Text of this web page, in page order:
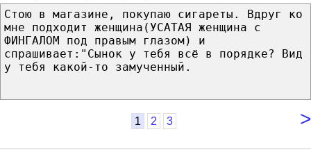
Стою в магазине, покупаю сигареты. Вдруг ко
мне подходит женщина(УСАТАЯ женщина с
ФИНГАЛОМ под правым глазом) и
спрашивает:"Сынок у тебя всё в порядке? Вид
у тебя какой-то замученный.
>
1 2 3